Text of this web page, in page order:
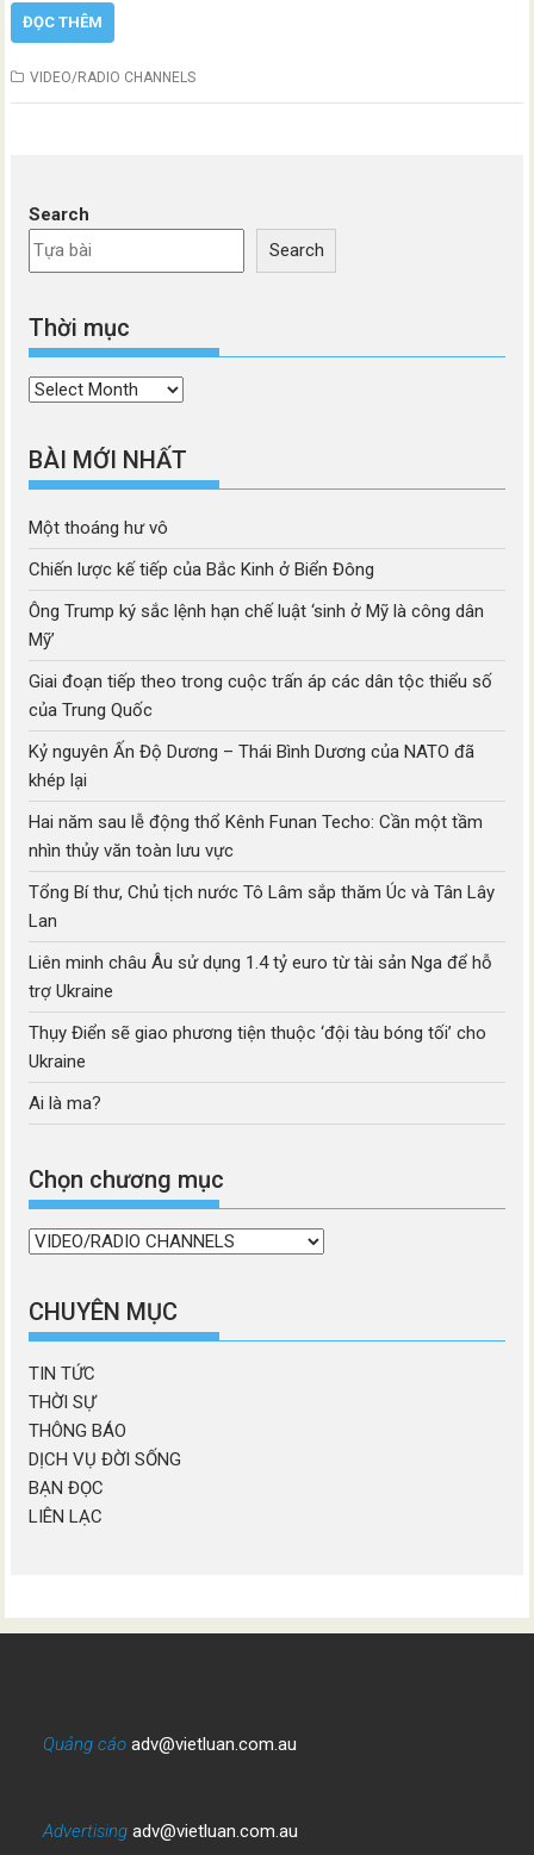
ĐỌC THÊM
VIDEO/RADIO CHANNELS
Search
Search
Thời mục
Thời
BÀI MỚI NHẤT
Một thoáng hư vô
Chiến lược kế tiếp của Bắc Kinh ở Biển Đông
Ông Trump ký sắc lệnh hạn chế luật ‘sinh ở Mỹ là công dân
Mỹ’
Giai đoạn tiếp theo trong cuộc trấn áp các dân tộc thiểu số
của Trung Quốc
Kỷ nguyên Ấn Độ Dương – Thái Bình Dương của NATO đã
khép lại
Hai năm sau lễ động thổ Kênh Funan Techo: Cần một tầm
nhìn thủy văn toàn lưu vực
Tổng Bí thư, Chủ tịch nước Tô Lâm sắp thăm Úc và Tân Lây
Lan
Liên minh châu Âu sử dụng 1.4 tỷ euro từ tài sản Nga để hỗ
trợ Ukraine
Thụy Điển sẽ giao phương tiện thuộc ‘đội tàu bóng tối’ cho
Ukraine
Ai là ma?
Chọn chương mục
Chọn
mục
CHUYÊN MỤC
TIN TỨC
THỜI SỰ
THÔNG BÁO
DỊCH VỤ ĐỜI SỐNG
BẠN ĐỌC
LIÊN LẠC
Quảng cáo adv@vietluan.com.au
Advertising adv@vietluan.com.au